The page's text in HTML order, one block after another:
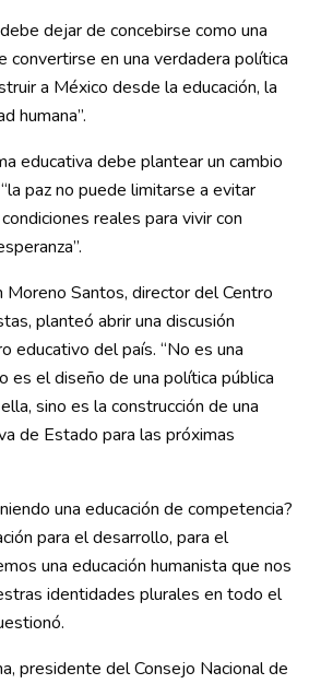
dejar de concebirse como una
convertirse en una verdadera política
a México desde la educación, la
humana”.
educativa debe plantear un cambio
paz no puede limitarse a evitar
reales para vivir con
Moreno Santos, director del Centro
planteó abrir una discusión
educativo del país. “No es una
es el diseño de una política pública
sino es la construcción de una
de Estado para las próximas
una educación de competencia?
para el desarrollo, para el
una educación humanista que nos
identidades plurales en todo el
presidente del Consejo Nacional de